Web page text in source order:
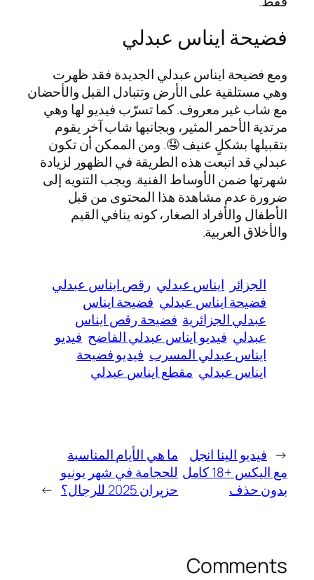
فضيحة ايناس عبدلي
ومع فضيحة ايناس عبدلي الجديدة فقد ظهرت
وهي مستلقية على الأرض وتتبادل القبل والأحضان
مع شاب غير معروف. كما تسرّب فيديو لها وهي
مرتدية الأحمر المثير، وبجانبها شاب آخر يقوم
بتقبيلها بشكلٍ عنيف 🤤. ومن الممكن أن تكون
عبدلي قد اتبعت هذه الطريقة في الظهور لزيادة
شهرتها ضمن الأوساط الفنية. ويجب التنويه إلى
ضرورة عدم مشاهدة هذا المحتوى من قبل
الأطفال والأفراد الصغار، كونه ينافي القيم
والأخلاق العربية.
الجزائر ايناس عبدلي رقص ايناس عبدلي
فضيحة ايناس عبدلي فضيحة ايناس
عبدلي الجزائرية فضيحة رقص ايناس
عبدلي فيديو ايناس عبدلي الفاضح فيديو
ايناس عبدلي المسرب فيديو فضيحة
ايناس عبدلي مقطع ايناس عبدلي
← فيديو الينا انجل
مع اليكس +18 كامل
بدون حذف
ما هي الأيام المناسبة
للحجامة في شهر يونيو
حزيران 2025 للرجال؟
→
Comments